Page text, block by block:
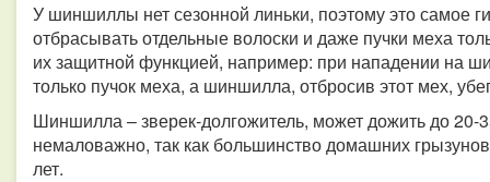
У шиншиллы нет сезонной линьки, поэтому это самое
отбрасывать отдельные волоски и даже пучки меха
их защитной функцией, например: при нападении на
только пучок меха, а шиншилла, отбросив этот мех,
Шиншилла – зверек-долгожитель, может дожить до 20-
немаловажно, так как большинство домашних
лет.